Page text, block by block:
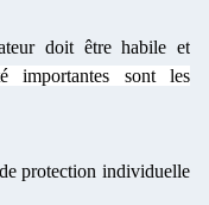
doit être habile et
importantes sont les
protection individuelle